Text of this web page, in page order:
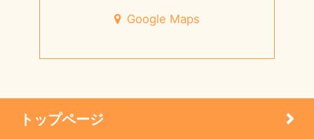
未分類
宝塚市 メニエール病 20代 女性
メニエル病・突発性難聴のケア
Google Maps
トップページ